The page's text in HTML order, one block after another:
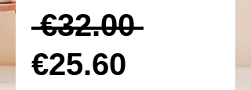
€32.00 Prix
original
€25.60